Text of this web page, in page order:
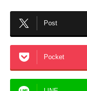
Post
Pocket